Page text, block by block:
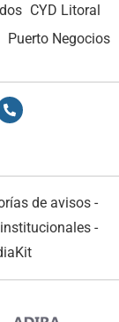
CYD Litoral
Puerto Negocios
de avisos -
-